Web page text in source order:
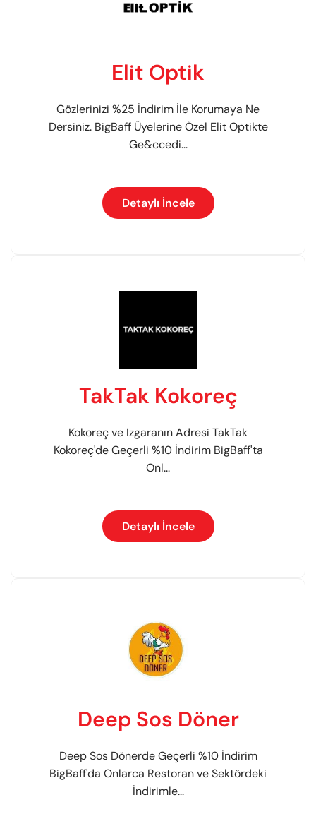
Elit Optik
Gözlerinizi %25 İndirim İle Korumaya Ne
Dersiniz. BigBaff Üyelerine Özel Elit Optikte
Ge&ccedi...
Detaylı İncele
TakTak Kokoreç
Kokoreç ve Izgaranın Adresi TakTak
Kokoreç'de Geçerli %10 İndirim BigBaff'ta
Onl...
Detaylı İncele
Deep Sos Döner
Deep Sos Dönerde Geçerli %10 İndirim
BigBaff'da Onlarca Restoran ve Sektördeki
İndirimle...